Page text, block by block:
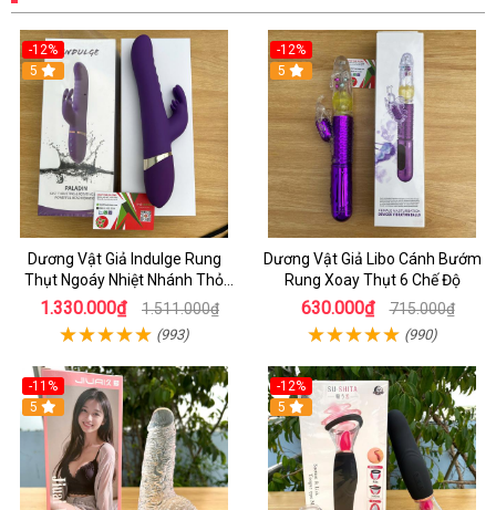
-12%
5
Dương Vật Giả Indulge Rung
Thụt Ngoáy Nhiệt Nhánh Thỏ
Kích Điểm G
1.330.000₫ 1.511.000₫
(993)
-12%
5
Dương Vật Giả Libo Cánh Bướm
Rung Xoay Thụt 6 Chế Độ
630.000₫ 715.000₫
(990)
-11%
5
-12%
5